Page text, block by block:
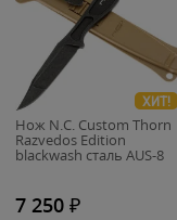
ХИТ!
Нож N.C. Custom Thorn
Razvedos Edition
blackwash сталь AUS-8
7 250 ₽